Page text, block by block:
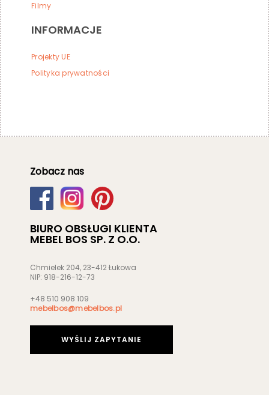
Zobacz nas
BIURO OBSŁUGI KLIENTA
MEBEL BOS SP. Z O.O.
Chmielek 204, 23-412 Łukowa
NIP: 918-216-12-73
+48 510 908 109
mebelbos@mebelbos.pl
WYŚLIJ ZAPYTANIE
Filmy
INFORMACJE
Projekty UE
Polityka prywatności